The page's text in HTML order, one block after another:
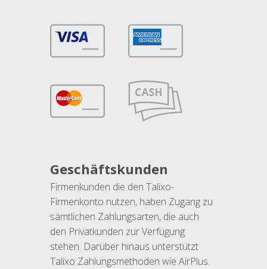
Geschäftskunden
Firmenkunden die den Talixo-
Firmenkonto nutzen, haben Zugang zu
sämtlichen Zahlungsarten, die auch
den Privatkunden zur Verfügung
stehen. Darüber hinaus unterstützt
Talixo Zahlungsmethoden wie AirPlus.